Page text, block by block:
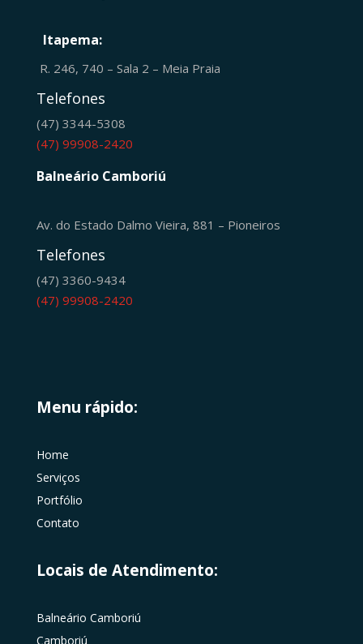
Itapema:
R. 246, 740 – Sala 2 – Meia Praia
Telefones
(47) 3344-5308
(47) 99908-2420
Balneário Camboriú
Av. do Estado Dalmo Vieira, 881 – Pioneiros
Telefones
(47) 3360-9434
(47) 99908-2420
Menu rápido:
Home
Serviços
Portfólio
Contato
Locais de Atendimento:
Balneário Camboriú
Camboriú